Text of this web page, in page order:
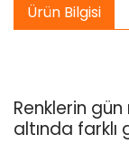
Ürün Bilgisi
Renklerin gün
altında farklı